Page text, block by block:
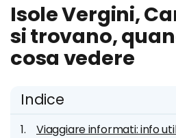
Isole Vergini,
si trovano,
cosa vedere
Indice
Viaggiare informati: info